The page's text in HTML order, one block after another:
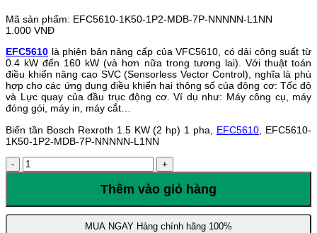
Mã sản phẩm: EFC5610-1K50-1P2-MDB-7P-NNNNN-L1NN
1.000 VNĐ
EFC5610 là phiên bản nâng cấp của VFC5610, có dải công suất từ
0.4 kW đến 160 kW (và hơn nữa trong tương lai). Với thuật toán
điều khiển nâng cao SVC (Sensorless Vector Control), nghĩa là phù
hợp cho các ứng dụng điều khiển hai thông số của động cơ: Tốc độ
và Lực quay của đầu trục động cơ. Ví dụ như: Máy công cụ, máy
đóng gói, máy in, máy cắt…
Biến tần Bosch Rexroth 1.5 KW (2 hp) 1 pha, EFC5610 , EFC5610-
1K50-1P2-MDB-7P-NNNNN-L1NN
Biến
tần
1.5
KW
Thêm vào giỏ hàng
MUA NGAY Hàng chính hãng 100%